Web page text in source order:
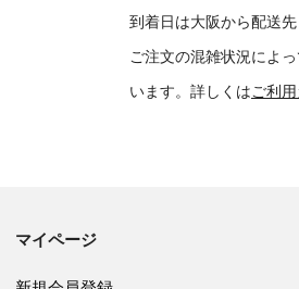
到着日は大阪から配送
ご注文の混雑状況によ
います。詳しくはご利
マイページ